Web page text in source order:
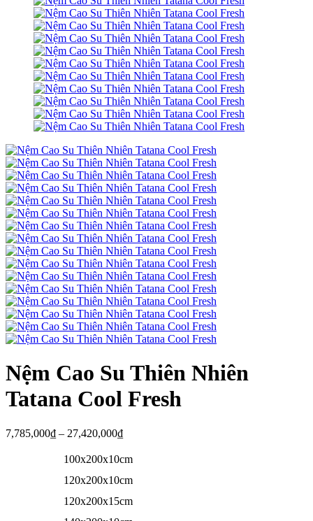
Nệm Cao Su Thiên Nhiên
Tatana Cool Fresh
7,785,000₫ – 27,420,000₫
100x200x10cm
120x200x10cm
120x200x15cm